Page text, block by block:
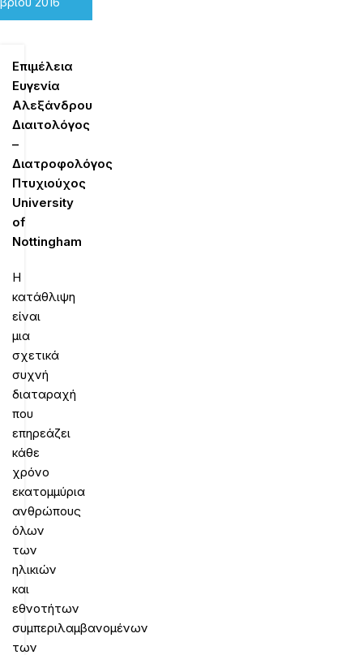
Επιμέλεια
Ευγενία
Αλεξάνδρου
Διαιτολόγος
–
Διατροφολόγος
Πτυχιούχος
University
of
Nottingham
Η
κατάθλιψη
είναι
μια
σχετικά
συχνή
διαταραχή
που
επηρεάζει
κάθε
χρόνο
εκατομμύρια
ανθρώπους
όλων
των
ηλικιών
και
εθνοτήτων
συμπεριλαμβανομένων
των